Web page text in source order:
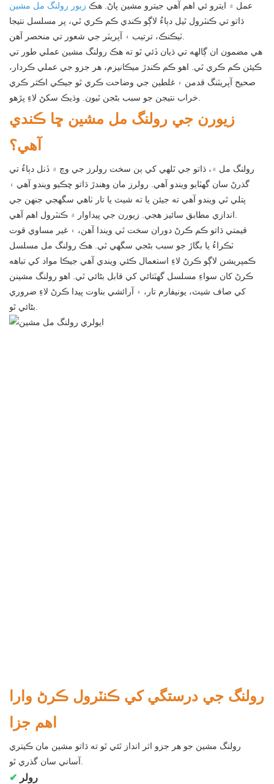
عمل ۾ ايترو ئي اهم آهي جيترو مشين پاڻ. هڪ زيور رولنگ مل مشين
ڌاتو تي ڪنٽرول ٿيل دٻاءُ لاڳو ڪندي ڪم ڪري ٿي، پر مسلسل نتيجا
ٽيڪنڪ، ترتيب ۽ آپريٽر جي شعور تي منحصر آهن.
هي مضمون ان ڳالهه تي ڌيان ڏئي ٿو ته هڪ رولنگ مشين عملي طور تي
ڪيئن ڪم ڪري ٿي. اهو ڪم ڪندڙ ميڪانيزم، هر جزو جي عملي ڪردار،
صحيح آپريٽنگ قدمن ۽ غلطين جي وضاحت ڪري ٿو جيڪي اڪثر ڪري
خراب نتيجن جو سبب بڻجن ٿيون. وڌيڪ سکڻ لاءِ پڙهو.
زيورن جي رولنگ مل مشين ڇا ڪندي
آهي؟
رولنگ مل ۾، ڌاتو جي ٿلهي کي ٻن سخت رولرز جي وچ ۾ ڏنل دٻاءُ تي
گذرڻ سان گهٽايو ويندو آهي. رولرز مان وهندڙ ڌاتو ڇڪيو ويندو آهي ۽
پتلي ٿي ويندو آهي ته جيئن يا ته شيٽ يا تار ٺاهي سگهجي جنهن جي
اندازي مطابق سائيز هجي. زيورن جي پيداوار ۾ ڪنٽرول اهم آهي.
قيمتي ڌاتو ڪم ڪرڻ دوران سخت ٿي ويندا آهن، ۽ غير مساوي قوت
ٽڪراءُ يا بگاڙ جو سبب بڻجي سگهي ٿي. هڪ رولنگ مل مسلسل
ڪمپريشن لاڳو ڪرڻ لاءِ استعمال ڪئي ويندي آهي جيڪا مواد کي تباهه
ڪرڻ کان سواءِ مسلسل گهٽتائي کي قابل بڻائي ٿي. اهو رولنگ مشينن
کي صاف شيٽ، يونيفارم تار، ۽ آرائشي بناوت پيدا ڪرڻ لاءِ ضروري
بڻائي ٿو.
رولنگ جي درستگي کي ڪنٽرول ڪرڻ وارا
اهم جزا
رولنگ مشين جو هر جزو اثر انداز ٿئي ٿو ته ڌاتو مشين مان ڪيتري
آساني سان گذري ٿو.
✔ رولر